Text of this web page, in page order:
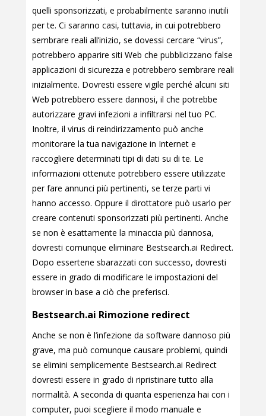
quelli sponsorizzati, e probabilmente saranno inutili
per te. Ci saranno casi, tuttavia, in cui potrebbero
sembrare reali all’inizio, se dovessi cercare “virus”,
potrebbero apparire siti Web che pubblicizzano false
applicazioni di sicurezza e potrebbero sembrare reali
inizialmente. Dovresti essere vigile perché alcuni siti
Web potrebbero essere dannosi, il che potrebbe
autorizzare gravi infezioni a infiltrarsi nel tuo PC.
Inoltre, il virus di reindirizzamento può anche
monitorare la tua navigazione in Internet e
raccogliere determinati tipi di dati su di te. Le
informazioni ottenute potrebbero essere utilizzate
per fare annunci più pertinenti, se terze parti vi
hanno accesso. Oppure il dirottatore può usarlo per
creare contenuti sponsorizzati più pertinenti. Anche
se non è esattamente la minaccia più dannosa,
dovresti comunque eliminare Bestsearch.ai Redirect.
Dopo essertene sbarazzati con successo, dovresti
essere in grado di modificare le impostazioni del
browser in base a ciò che preferisci.
Bestsearch.ai Rimozione redirect
Anche se non è l’infezione da software dannoso più
grave, ma può comunque causare problemi, quindi
se elimini semplicemente Bestsearch.ai Redirect
dovresti essere in grado di ripristinare tutto alla
normalità. A seconda di quanta esperienza hai con i
computer, puoi scegliere il modo manuale e